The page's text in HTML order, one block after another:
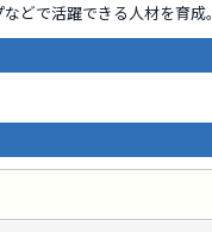
どで活躍できる人材を育成。